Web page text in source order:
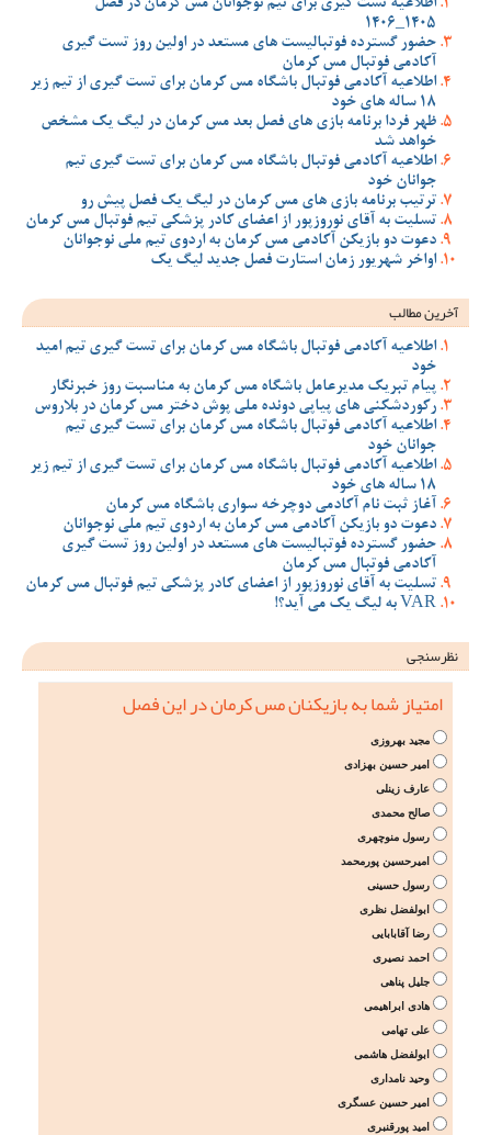
اطلاعیه تست گیری برای تیم نوجوانان مس کرمان در فصل
1405_1406
حضور گسترده فوتبالیست های مستعد در اولین روز تست گیری
آکادمی فوتبال مس کرمان
اطلاعیه آکادمی فوتبال باشگاه مس کرمان برای تست گیری از تیم زیر
18 ساله های خود
ظهر فردا برنامه بازی های فصل بعد مس کرمان در لیگ یک مشخص
خواهد شد
اطلاعیه آکادمی فوتبال باشگاه مس کرمان برای تست گیری تیم
جوانان خود
ترتیب برنامه بازی های مس کرمان در لیگ یک فصل پیش رو
تسلیت به آقای نوروزپور از اعضای کادر پزشکی تیم فوتبال مس کرمان
دعوت دو بازیکن آکادمی مس کرمان به اردوی تیم ملی نوجوانان
اواخر شهریور زمان استارت فصل جدید لیگ یک
آخرین مطالب
اطلاعیه آکادمی فوتبال باشگاه مس کرمان برای تست گیری تیم امید
خود
پیام تبریک مدیرعامل باشگاه مس کرمان به مناسبت روز خبرنگار
رکوردشکنی های پیاپی دونده ملی پوش دختر مس کرمان در بلاروس
اطلاعیه آکادمی فوتبال باشگاه مس کرمان برای تست گیری تیم
جوانان خود
اطلاعیه آکادمی فوتبال باشگاه مس کرمان برای تست گیری از تیم زیر
18 ساله های خود
آغاز ثبت نام آکادمی دوچرخه سواری باشگاه مس کرمان
دعوت دو بازیکن آکادمی مس کرمان به اردوی تیم ملی نوجوانان
حضور گسترده فوتبالیست های مستعد در اولین روز تست گیری
آکادمی فوتبال مس کرمان
تسلیت به آقای نوروزپور از اعضای کادر پزشکی تیم فوتبال مس کرمان
VAR به لیگ یک می آید؟!
نظرسنجی
امتیاز شما به بازیکنان مس کرمان در این فصل
مجید بهروزی
امیر حسین بهزادی
عارف زینلی
صالح محمدی
رسول منوچهری
امیرحسین پورمحمد
رسول حسینی
ابولفضل نظری
رضا آقابابایی
احمد نصیری
جلیل پناهی
هادی ابراهیمی
علی تهامی
ابولفضل هاشمی
وحید نامداری
امیر حسین عسگری
امید پورقنبری